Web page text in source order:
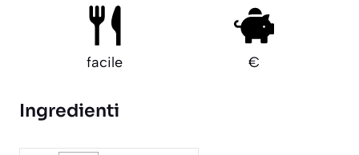
facile €
Ingredienti